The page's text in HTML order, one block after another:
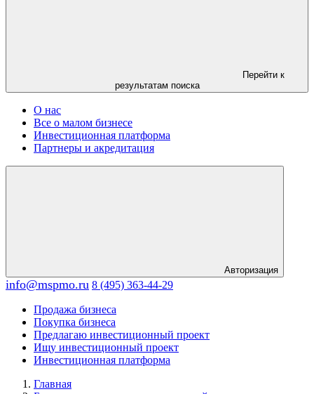
Перейти к
результатам поиска
О нас
Все о малом бизнесе
Инвестиционная платформа
Партнеры и акредитация
Авторизация
info@mspmo.ru 8 (495) 363-44-29
Продажа бизнеса
Покупка бизнеса
Предлагаю инвестиционный проект
Ищу инвестиционный проект
Инвестиционная платформа
Главная